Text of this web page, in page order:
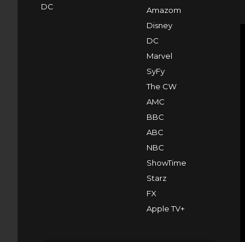
DC
Amazom
Disney
DC
Marvel
SyFy
The CW
AMC
BBC
ABC
NBC
ShowTime
Starz
FX
Apple TV+